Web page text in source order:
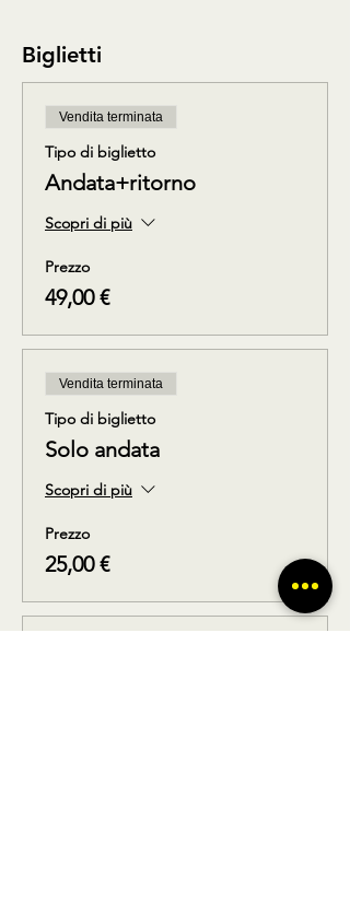
Biglietti
Vendita terminata
Tipo di biglietto
Andata+ritorno
Scopri di più
Prezzo
49,00 €
Vendita terminata
Tipo di biglietto
Solo andata
Scopri di più
Prezzo
25,00 €